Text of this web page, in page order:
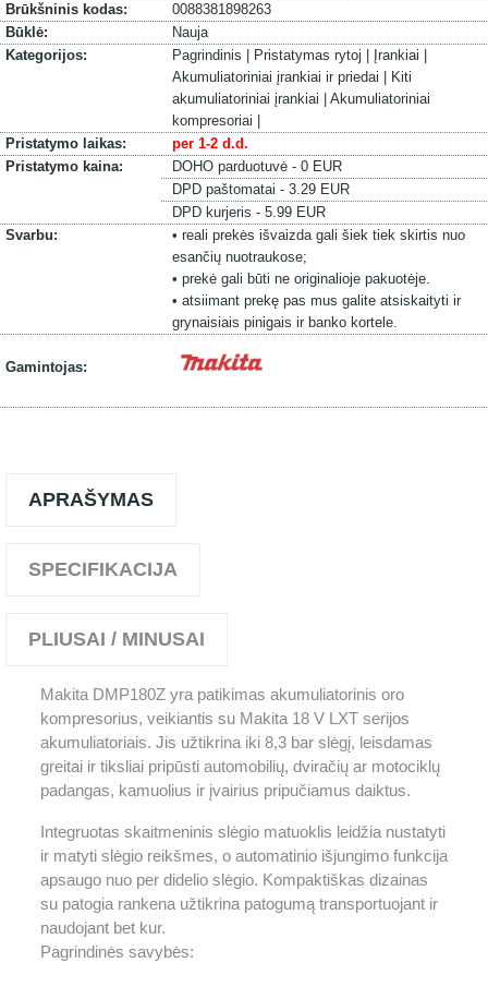
Brūkšninis kodas:
0088381898263
Būklė:
Nauja
Kategorijos:
Pagrindinis | Pristatymas rytoj |
Įrankiai |
Akumuliatoriniai įrankiai ir priedai |
Kiti
akumuliatoriniai įrankiai | Akumuliatoriniai
kompresoriai |
Pristatymo laikas:
per 1-2 d.d.
Pristatymo kaina:
DOHO parduotuvė - 0 EUR
DPD paštomatai - 3.29 EUR
DPD kurjeris - 5.99 EUR
Svarbu:
• reali prekės išvaizda gali šiek tiek skirtis nuo
esančių nuotraukose;
• prekė gali būti ne originalioje pakuotėje.
• atsiimant prekę pas mus galite atsiskaityti ir
grynaisiais pinigais ir banko kortele.
Gamintojas:
APRAŠYMAS
SPECIFIKACIJA
PLIUSAI / MINUSAI
Makita DMP180Z yra patikimas akumuliatorinis oro
kompresorius, veikiantis su Makita 18 V LXT serijos
akumuliatoriais. Jis užtikrina iki 8,3 bar slėgį, leisdamas
greitai ir tiksliai pripūsti automobilių, dviračių ar motociklų
padangas, kamuolius ir įvairius pripučiamus daiktus.
Integruotas skaitmeninis slėgio matuoklis leidžia nustatyti
ir matyti slėgio reikšmes, o automatinio išjungimo funkcija
apsaugo nuo per didelio slėgio. Kompaktiškas dizainas
su patogia rankena užtikrina patogumą transportuojant ir
naudojant bet kur.
Pagrindinės savybės: